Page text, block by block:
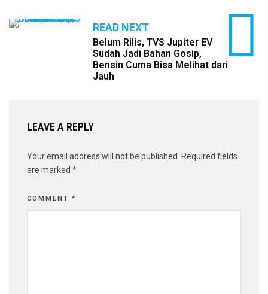
READ NEXT
Belum Rilis, TVS Jupiter EV
Sudah Jadi Bahan Gosip,
Bensin Cuma Bisa Melihat dari
Jauh
LEAVE A REPLY
Your email address will not be published.
Required fields
are marked *
COMMENT *